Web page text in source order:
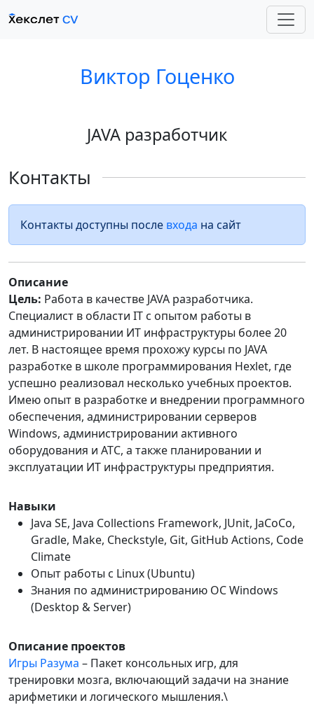
Виктор Гоценко
JAVA разработчик
Контакты
Контакты доступны после входа на сайт
Описание
Цель: Работа в качестве JAVA разработчика.
Специалист в области IT с опытом работы в
администрировании ИТ инфраструктуры более 20
лет. В настоящее время прохожу курсы по JAVA
разработке в школе программирования Hexlet, где
успешно реализовал несколько учебных проектов.
Имею опыт в разработке и внедрении программного
обеспечения, администрировании серверов
Windows, администрировании активного
оборудования и АТС, а также планировании и
эксплуатации ИТ инфраструктуры предприятия.
Навыки
Java SE, Java Collections Framework, JUnit, JaCoCo,
Gradle, Make, Checkstyle, Git, GitHub Actions, Code
Climate
Опыт работы с Linux (Ubuntu)
Знания по администрированию ОС Windows
(Desktop & Server)
Описание проектов
Игры Разума – Пакет консольных игр, для
тренировки мозга, включающий задачи на знание
арифметики и логического мышления.\